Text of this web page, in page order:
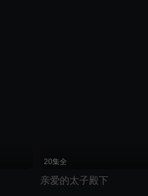
20集全
亲爱的太子殿下